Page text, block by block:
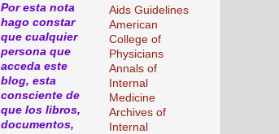
Por esta nota
hago constar
que cualquier
persona que
acceda este
blog, esta
consciente de
que los libros,
documentos,
Aids Guidelines
American
College of
Physicians
Annals of
Internal
Medicine
Archives of
Internal